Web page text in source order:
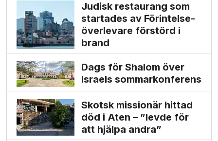
Judisk restaurang som
startades av Förintelse­
överlevare förstörd i
brand
Dags för Shalom över
Israels sommarkonferens
Skotsk missionär hittad
död i Aten – ”levde för
att hjälpa andra”